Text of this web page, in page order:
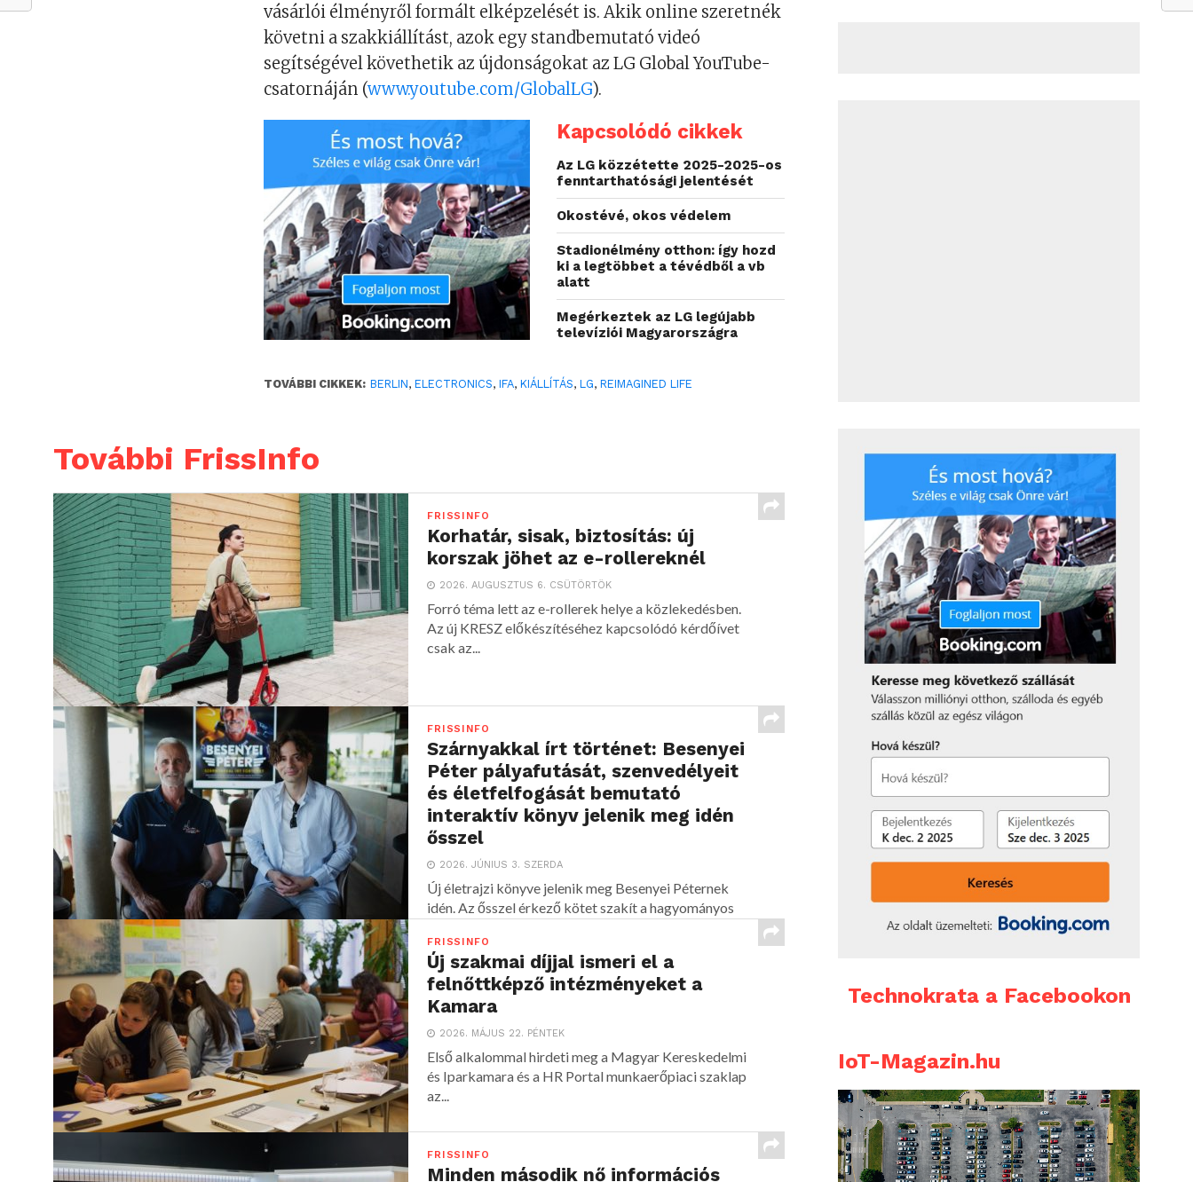
vásárlói élményről formált elképzelését is. Akik online szeretnék
követni a szakkiállítást, azok egy standbemutató videó
segítségével követhetik az újdonságokat az LG Global YouTube-
csatornáján (www.youtube.com/GlobalLG).
Kapcsolódó cikkek
Az LG közzétette 2025-2025-os
fenntarthatósági jelentését
Okostévé, okos védelem
Stadionélmény otthon: így hozd
ki a legtöbbet a tévédből a vb
alatt
Megérkeztek az LG legújabb
televíziói Magyarországra
TOVÁBBI CIKKEK: BERLIN,ELECTRONICS,IFA,KIÁLLÍTÁS,LG,REIMAGINED LIFE
További FrissInfo
FRISSINFO
Korhatár, sisak, biztosítás: új
korszak jöhet az e-rollereknél
2026. AUGUSZTUS 6. CSÜTÖRTÖK
Forró téma lett az e-rollerek helye a közlekedésben.
Az új KRESZ előkészítéséhez kapcsolódó kérdőívet
csak az...
FRISSINFO
Szárnyakkal írt történet: Besenyei
Péter pályafutását, szenvedélyeit
és életfelfogását bemutató
interaktív könyv jelenik meg idén
ősszel
2026. JÚNIUS 3. SZERDA
Új életrajzi könyve jelenik meg Besenyei Péternek
idén. Az ősszel érkező kötet szakít a hagyományos
FRISSINFO
Új szakmai díjjal ismeri el a
felnőttképző intézményeket a
Kamara
2026. MÁJUS 22. PÉNTEK
Első alkalommal hirdeti meg a Magyar Kereskedelmi
és Iparkamara és a HR Portal munkaerőpiaci szaklap
az...
FRISSINFO
Minden második nő információs
Technokrata a Facebookon
IoT-Magazin.hu